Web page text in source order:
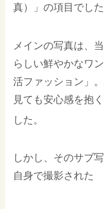
真）」の項目でした
メインの写真は、
らしい鮮やかなワ
活ファッション」
見ても安心感を抱
した。
しかし、そのサブ
自身で撮影された